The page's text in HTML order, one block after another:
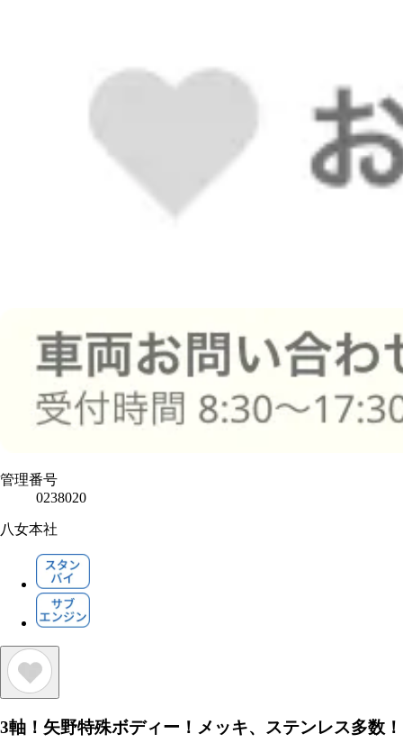
管理番号
0238020
八女本社
3軸！矢野特殊ボディー！メッキ、ステンレス多数！